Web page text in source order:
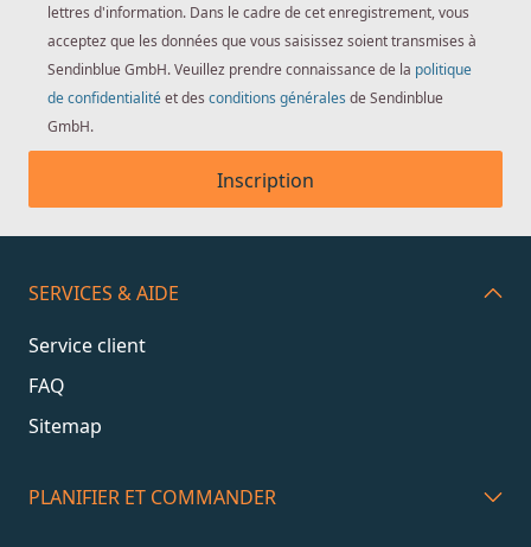
lettres d'information. Dans le cadre de cet enregistrement, vous
acceptez que les données que vous saisissez soient transmises à
Sendinblue GmbH. Veuillez prendre connaissance de la politique
de confidentialitéet des conditions générales de Sendinblue
GmbH.
Inscription
SERVICES & AIDE
Service client
FAQ
Sitemap
PLANIFIER ET COMMANDER